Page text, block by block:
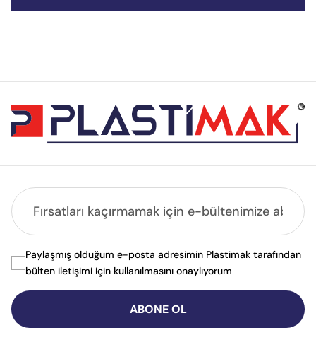
ABONE OL
Paylaşmış olduğum e-posta adresimin Plastimak tarafından
bülten iletişimi için kullanılmasını onaylıyorum